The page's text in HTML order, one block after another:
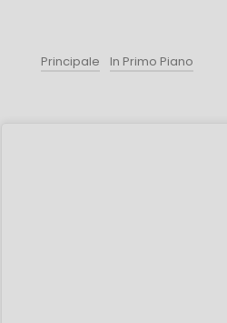
Principale In Primo Piano